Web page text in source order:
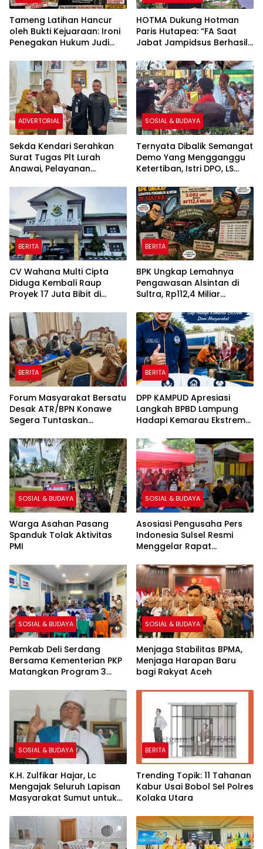
Tameng Latihan Hancur
oleh Bukti Kejuaraan: Ironi
Penegakan Hukum Judi
Johor
HOTMA Dukung Hotman
Paris Hutapea: “FA Saat
Jabat Jampidsus Berhasil
Rp430 Triliun”
ADVERTORIAL
Sekda Kendari Serahkan
Surat Tugas Plt Lurah
Anawai, Pelayanan
Tetap Berjalan
SOSIAL & BUDAYA
Ternyata Dibalik Semangat
Demo Yang Mengganggu
Ketertiban, Istri DPO, LS
Suaminya
BERITA
CV Wahana Multi Cipta
Diduga Kembali Raup
Proyek 17 Juta Bibit di
Kasus Rp26 Miliar,
Kasipenkum: Kami
Menunggu P21 dari Polda
Sultra
BERITA
BPK Ungkap Lemahnya
Pengawasan Alsintan di
Sultra, Rp112,4 Miliar
Pemanfaatannya
BERITA
Forum Masyarakat Bersatu
Desak ATR/BPN Konawe
Segera Tuntaskan
Olu Onua, Beri Tenggat
Waktu 2×24 Jam
BERITA
DPP KAMPUD Apresiasi
Langkah BPBD Lampung
Hadapi Kemarau Ekstrem
Bersih
SOSIAL & BUDAYA
Warga Asahan Pasang
Spanduk Tolak Aktivitas
PMI
SOSIAL & BUDAYA
Asosiasi Pengusaha Pers
Indonesia Sulsel Resmi
Menggelar Rapat
SOSIAL & BUDAYA
Pemkab Deli Serdang
Bersama Kementerian PKP
Matangkan Program 3
Percut Sei Tuan Disurvei
SOSIAL & BUDAYA
Menjaga Stabilitas BPMA,
Menjaga Harapan Baru
bagi Rakyat Aceh
SOSIAL & BUDAYA
K.H. Zulfikar Hajar, Lc
Mengajak Seluruh Lapisan
Masyarakat Sumut untuk
Persaudaraan Baik Suku
dan Agama
BERITA
Trending Topik: 11 Tahanan
Kabur Usai Bobol Sel Polres
Kolaka Utara